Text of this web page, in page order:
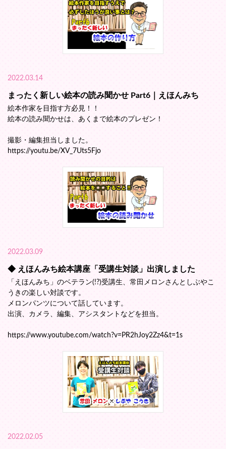
2022.03.14
まったく新しい絵本の読み聞かせ Part6｜えほんみち
絵本作家を目指す方必見！！
絵本の読み聞かせは、あくまで絵本のプレゼン！
撮影・編集担当しました。
https://youtu.be/XV_7Uts5Fjo
2022.03.09
◆ えほんみち絵本講座「受講生対談」出演しました
「えほんみち」のベテラン(!?)受講生、常田メロンさんとしぶやこ
うきの楽しい対談です。
メロンパンツについて話しています。
出演、カメラ、編集、アシスタントなどを担当。
https://www.youtube.com/watch?v=PR2hJoy2Zz4&t=1s
2022.02.05